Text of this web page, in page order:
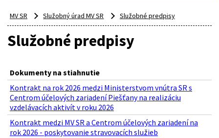
MV SR Služobný úrad MV SR Služobné predpisy
Služobné predpisy
Dokumenty na stiahnutie
Kontrakt na rok 2026 medzi Ministerstvom vnútra SR s
Centrom účelových zariadení Piešťany na realizáciu
vzdelávacích aktivít v roku 2026
Kontrakt medzi MV SR a Centrom účelových zariadení na
rok 2026 - poskytovanie stravovacích služieb